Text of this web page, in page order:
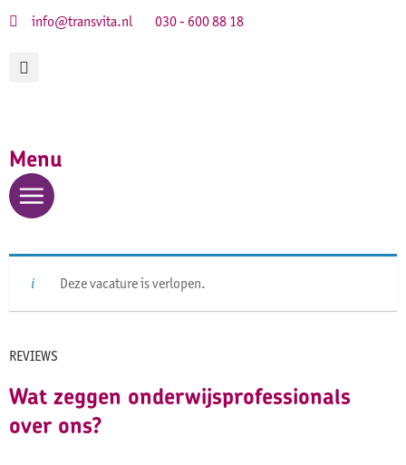
info@transvita.nl 030 - 600 88 18
Menu
Deze vacature is verlopen.
REVIEWS
Wat zeggen onderwijsprofessionals
over ons?